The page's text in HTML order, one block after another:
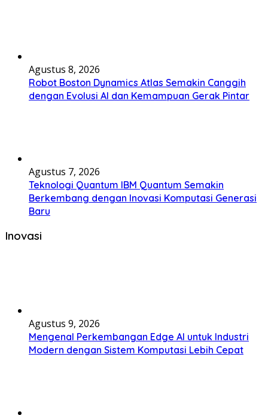
Agustus 8, 2026
Robot Boston Dynamics Atlas Semakin Canggih
dengan Evolusi AI dan Kemampuan Gerak Pintar
Agustus 7, 2026
Teknologi Quantum IBM Quantum Semakin
Berkembang dengan Inovasi Komputasi Generasi
Baru
Inovasi
Agustus 9, 2026
Mengenal Perkembangan Edge AI untuk Industri
Modern dengan Sistem Komputasi Lebih Cepat